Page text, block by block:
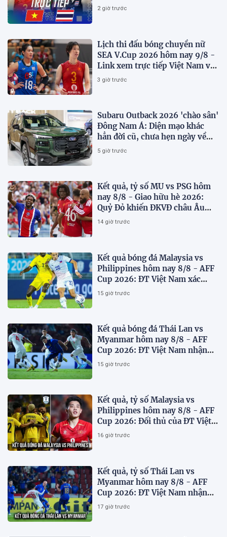
2026 mới nhất
2 giờ trước
Lịch thi đấu bóng chuyền nữ
SEA V.Cup 2026 hôm nay 9/8 -
Link xem trực tiếp Việt Nam vs
Thái Lan
3 giờ trước
Subaru Outback 2026 'chào sân'
Đông Nam Á: Diện mạo khác
hẳn đời cũ, chưa hẹn ngày về
Việt Nam
5 giờ trước
Kết quả, tỷ số MU vs PSG hôm
nay 8/8 - Giao hữu hè 2026:
Quỷ Đỏ khiến ĐKVĐ châu Âu
toát mồ hôi
14 giờ trước
Kết quả bóng đá Malaysia vs
Philippines hôm nay 8/8 - AFF
Cup 2026: ĐT Việt Nam xác
định đối thủ
15 giờ trước
Kết quả bóng đá Thái Lan vs
Myanmar hôm nay 8/8 - AFF
Cup 2026: ĐT Việt Nam nhận
'chiến thư'
15 giờ trước
Kết quả, tỷ số Malaysia vs
Philippines hôm nay 8/8 - AFF
Cup 2026: Đối thủ của ĐT Việt
Nam lộ diện
16 giờ trước
Kết quả, tỷ số Thái Lan vs
Myanmar hôm nay 8/8 - AFF
Cup 2026: ĐT Việt Nam nhận
tin vui
17 giờ trước